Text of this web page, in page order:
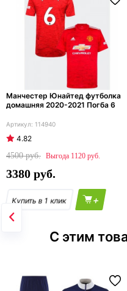
Манчестер Юнайтед футболка
домашняя 2020-2021 Погба 6
114940
4.82
4500
1120
3380
+
С этим